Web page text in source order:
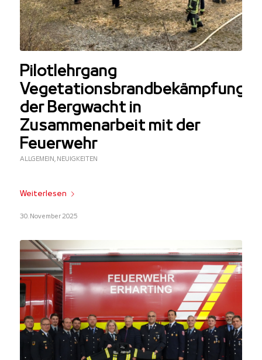
Pilotlehrgang
Vegetationsbrandbekämpfung
der Bergwacht in
Zusammenarbeit mit der
Feuerwehr
ALLGEMEIN, NEUIGKEITEN
Weiterlesen
30. November 2025